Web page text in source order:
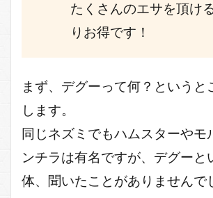
たくさんのエサを頂け
りお得です！
まず、デグーって何？というと
します。
同じネズミでもハムスターやモ
ンチラは有名ですが、デグーと
体、聞いたことがありませんで